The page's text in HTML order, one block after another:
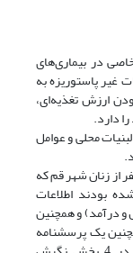
در بیماری‌های
غیر پاستوریزه به
ارزش تغذیه‌ای،
دارد.
محلی و عوامل
مطالعه مقطعی تحلیلی بر روی 319 نفر از زنان شهر قم که
بودند اطلاعات
و درآمد) و همچنین
یک پرسشنامه